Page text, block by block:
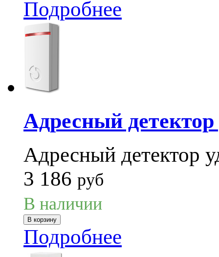
Подробнее
Адресный
Адресный детектор
3 186 руб
В наличии
Подробнее